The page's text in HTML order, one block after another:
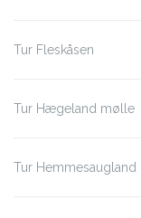
Tur Fleskåsen
Tur Hægeland mølle
Tur Hemmesaugland